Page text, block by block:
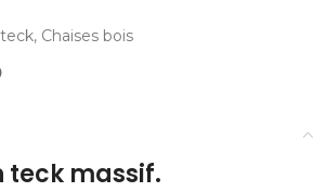
, Chaises bois
teck massif.